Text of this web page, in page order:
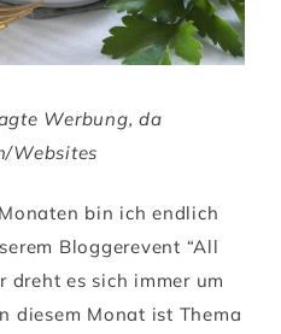
Werbung, da
Websites
bin ich endlich
Bloggerevent “All
dreht es sich immer um
diesem Monat ist Thema